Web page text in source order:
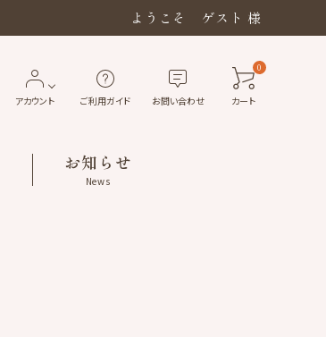
ようこそ ゲスト 様
アカウント ご利用ガイド お問い合わせ
0
カート
お知らせ
News